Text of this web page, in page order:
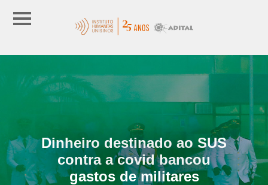
Dinheiro destinado ao SUS
contra a covid bancou
gastos de militares